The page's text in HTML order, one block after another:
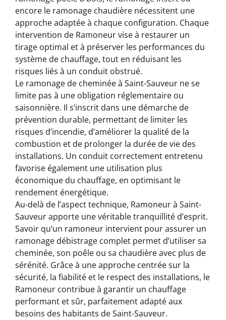
encore le ramonage chaudière nécessitent une
approche adaptée à chaque configuration. Chaque
intervention de Ramoneur vise à restaurer un
tirage optimal et à préserver les performances du
système de chauffage, tout en réduisant les
risques liés à un conduit obstrué.
Le ramonage de cheminée à Saint-Sauveur ne se
limite pas à une obligation réglementaire ou
saisonnière. Il s’inscrit dans une démarche de
prévention durable, permettant de limiter les
risques d’incendie, d’améliorer la qualité de la
combustion et de prolonger la durée de vie des
installations. Un conduit correctement entretenu
favorise également une utilisation plus
économique du chauffage, en optimisant le
rendement énergétique.
Au-delà de l’aspect technique, Ramoneur à Saint-
Sauveur apporte une véritable tranquillité d’esprit.
Savoir qu’un ramoneur intervient pour assurer un
ramonage débistrage complet permet d’utiliser sa
cheminée, son poêle ou sa chaudière avec plus de
sérénité. Grâce à une approche centrée sur la
sécurité, la fiabilité et le respect des installations, le
Ramoneur contribue à garantir un chauffage
performant et sûr, parfaitement adapté aux
besoins des habitants de Saint-Sauveur.